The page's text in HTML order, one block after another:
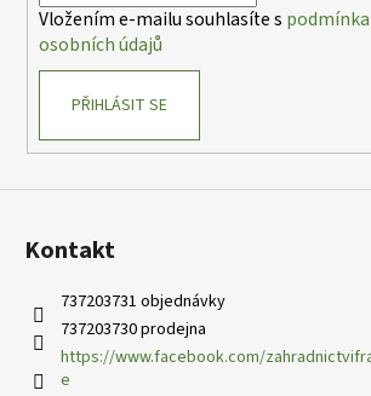
r
ý
p
Vložením e-mailu souhlasíte s
osobních údajů
PŘIHLÁSIT SE
Kontakt
737203731 objednávky
737203730 prodejna
https://www.facebook.com/
e